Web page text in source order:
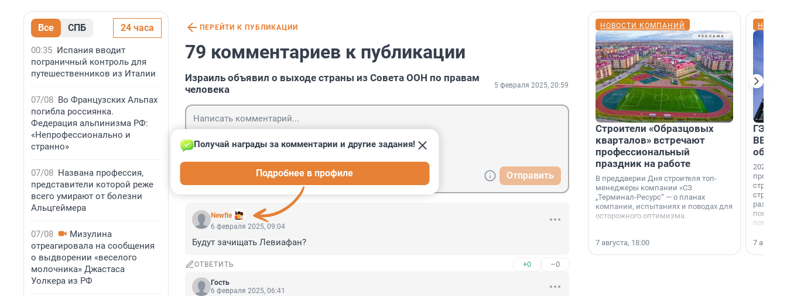
Все СПБ 24 часа
00:35 Испания вводит
пограничный контроль для
путешественников из Италии
07/08 Во Французских Альпах
погибла россиянка.
Федерация альпинизма РФ:
«Непрофессионально и
странно»
07/08 Названа профессия,
представители которой реже
всего умирают от болезни
Альцгеймера
07/08
Мизулина
отреагировала на сообщения
о выдворении «веселого
молочника» Джастаса
Уолкера из РФ
ПЕРЕЙТИ К ПУБЛИКАЦИИ
79 комментариев к публикации
Израиль объявил о выходе страны из Совета ООН по правам
человека
5 февраля 2025, 20:59
Отправить
Newfie
Получай награды за комментарии и другие задания!
Подробнее в профиле
6 февраля 2025, 09:04
Будут зачищать Левиафан?
ОТВЕТИТЬ +0 –0
Гость
6 февраля 2025, 06:41
НОВОСТИ КОМПАНИЙ
Строители «Образцовых
кварталов» встречают
профессиональный
праздник на работе
В преддверии Дня строителя топ-
менеджеры компании «СЗ
„Терминал-Ресурс“ — о планах
компании, испытаниях и поводах для
осторожного оптимизма.
7 августа, 18:00
ГЭС,
ВВП: в
об
2026-й —
раз. В
7